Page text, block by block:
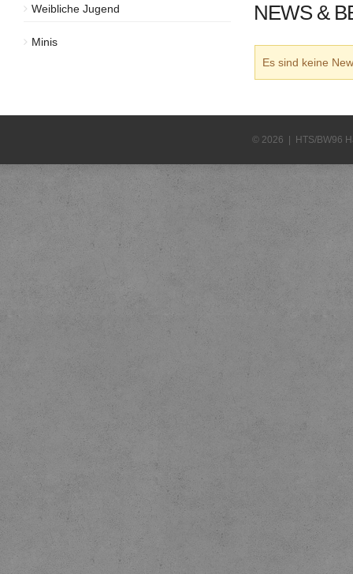
Weibliche Jugend
Minis
NEWS &
Es sind keine
© 2026 | HTS/BW96